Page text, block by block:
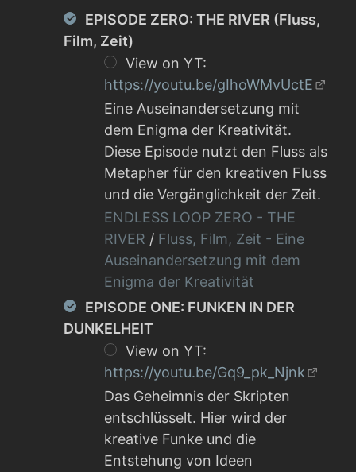
EPISODE ZERO: THE RIVER (Fluss,
Film, Zeit)
View on YT:
https://youtu.be/gIhoWMvUctE
Eine Auseinandersetzung mit
dem Enigma der Kreativität.
Diese Episode nutzt den Fluss als
Metapher für den kreativen Fluss
und die Vergänglichkeit der Zeit.
ENDLESS LOOP ZERO - THE
RIVER / Fluss, Film, Zeit - Eine
Auseinandersetzung mit dem
Enigma der Kreativität
EPISODE ONE: FUNKEN IN DER
DUNKELHEIT
View on YT:
https://youtu.be/Gq9_pk_Njnk
Das Geheimnis der Skripten
entschlüsselt. Hier wird der
kreative Funke und die
Entstehung von Ideen